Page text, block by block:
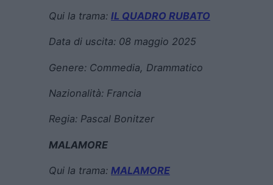
Qui la trama: IL QUADRO RUBATO
Data di uscita: 08 maggio 2025
Genere: Commedia, Drammatico
Nazionalità: Francia
Regia: Pascal Bonitzer
MALAMORE
Qui la trama: MALAMORE